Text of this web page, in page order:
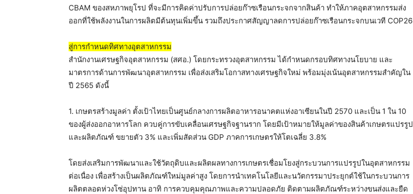
CBAM ของสหภาพยุโรป ที่จะมีการคิดค่าปรับการปล่อยก๊าซเรือนกระจกจากสินค้า ทำให้ภาคอุตสาหกรรมส่ง
ออกที่ใช้พลังงานในการผลิตมีต้นทุนเพิ่มขึ้น รวมถึงประกาศสัญญาลดการปล่อยก๊าซเรือนกระจกบนเวที COP26
สู่การกำหนดทิศทางอุตสาหกรรม
สำนักงานเศรษฐกิจอุตสาหกรรม (สศอ.) โดยกระทรวงอุตสาหกรรม ได้กำหนดกรอบทิศทางนโยบาย และ
มาตรการด้านการพัฒนาอุตสาหกรรม เพื่อส่งเสริมโอกาสทางเศรษฐกิจใหม่ พร้อมมุ่งเน้นอุตสาหกรรมสำคัญใน
ปี 2565 ดังนี้
1. เกษตรสร้างมูลค่า ตั้งเป้าไทยเป็นศูนย์กลางการผลิตอาหารอนาคตแห่งอาเซียนในปี 2570 และเป็น 1 ใน 10
ของผู้ส่งออกอาหารโลก ควบคู่การขับเคลื่อนเศรษฐกิจฐานราก โดยมีเป้าหมายให้มูลค่าของสินค้าเกษตรแปรรูป
และผลิตภัณฑ์ ขยายตัว 3% และเพิ่มสัดส่วน GDP ภาคการเกษตรให้โตเฉลี่ย 3.8%
โดยส่งเสริมการพัฒนาและใช้วัตถุดิบและผลิตผลทางการเกษตรเชื่อมโยงสู่กระบวนการแปรรูปในอุตสาหกรรม
ต่อเนื่อง เพื่อสร้างเป็นผลิตภัณฑ์ใหม่มูลค่าสูง โดยการนำเทคโนโลยีและนวัตกรรมาประยุกต์ใช้ในกระบวนการ
ผลิตตลอดห่วงโซ่อุปทาน อาทิ การควบคุมคุณภาพและความปลอดภัย ติดตามผลิตภัณฑ์ระหว่างขนส่งและยืด